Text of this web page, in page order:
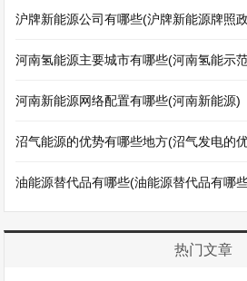
沪牌新能源公司有哪些(沪牌新能源牌照
河南氢能源主要城市有哪些(河南氢能示
河南新能源网络配置有哪些(河南新能源)
沼气能源的优势有哪些地方(沼气发电的
油能源替代品有哪些(油能源替代品有哪
热门文章